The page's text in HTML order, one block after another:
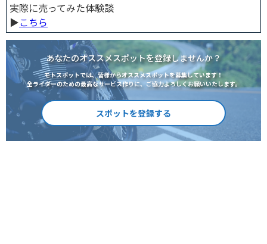
実際に売ってみた体験談
▶︎こちら
あなたのオススメスポットを登録しませんか？
モトスポットでは、皆様からオススメスポットを募集しています！
全ライダーのための最高なサービス作りに、ご協力よろしくお願いいたします。
スポットを登録する